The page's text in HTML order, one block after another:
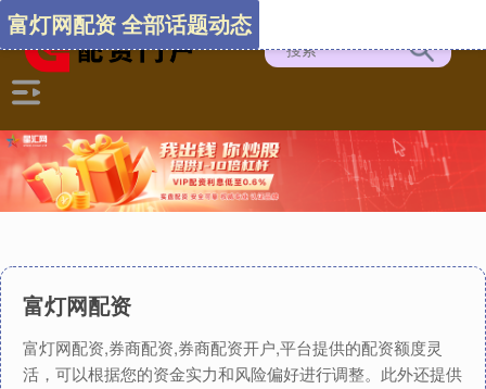
富灯网配资
富灯网配资,券商配资,券商配资开户,平台提供的配资额度灵
活，可以根据您的资金实力和风险偏好进行调整。此外还提供
富灯网配资 全部话题动态